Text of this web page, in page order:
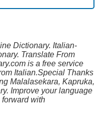
Dictionary. Italian-
Translate From
is a free service
Italian.Special Thanks
Malalasekara, Kapruka,
Improve your language
with